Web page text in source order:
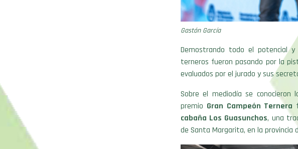
Gastón García
Demostrando todo el potencial
terneros fueron pasando por la
evaluados por el jurado y sus
Sobre el mediodía se
premio Gran Campeón Ternera
cabaña Los Guasunchos, una
de Santa Margarita, en la provincia